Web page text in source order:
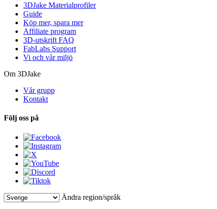
3DJake Materialprofiler
Guide
Köp mer, spara mer
Affiliate program
3D-utskrift FAQ
FabLabs Support
Vi och vår miljö
Om 3DJake
Vår grupp
Kontakt
Följ oss på
Ändra region/språk